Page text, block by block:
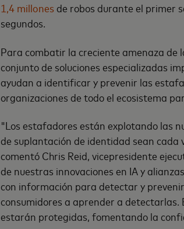
1,4 millonesde robos durante el primer
segundos.
Para combatir la creciente amenaza de
conjunto de soluciones especializadas
ayudan a identificar y prevenir las
organizaciones de todo el ecosistema
"Los estafadores están explotando las
de suplantación de identidad sean cada
comentó Chris Reid, vicepresidente
de nuestras innovaciones en IA y
con información para detectar y
consumidores a aprender a detectarlas.
estarán protegidas, fomentando la